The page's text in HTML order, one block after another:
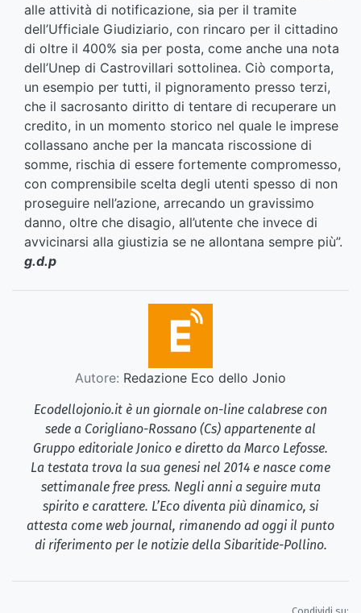
alle attività di notificazione, sia per il tramite
dell’Ufficiale Giudiziario, con rincaro per il cittadino
di oltre il 400% sia per posta, come anche una nota
dell’Unep di Castrovillari sottolinea. Ciò comporta,
un esempio per tutti, il pignoramento presso terzi,
che il sacrosanto diritto di tentare di recuperare un
credito, in un momento storico nel quale le imprese
collassano anche per la mancata riscossione di
somme, rischia di essere fortemente compromesso,
con comprensibile scelta degli utenti spesso di non
proseguire nell’azione, arrecando un gravissimo
danno, oltre che disagio, all’utente che invece di
avvicinarsi alla giustizia se ne allontana sempre più”.
g.d.p
Autore: Redazione Eco dello Jonio
Ecodellojonio.it è un giornale on-line calabrese con
sede a Corigliano-Rossano (Cs) appartenente al
Gruppo editoriale Jonico e diretto da Marco Lefosse.
La testata trova la sua genesi nel 2014 e nasce come
settimanale free press. Negli anni a seguire muta
spirito e carattere. L’Eco diventa più dinamico, si
attesta come web journal, rimanendo ad oggi il punto
di riferimento per le notizie della Sibaritide-Pollino.